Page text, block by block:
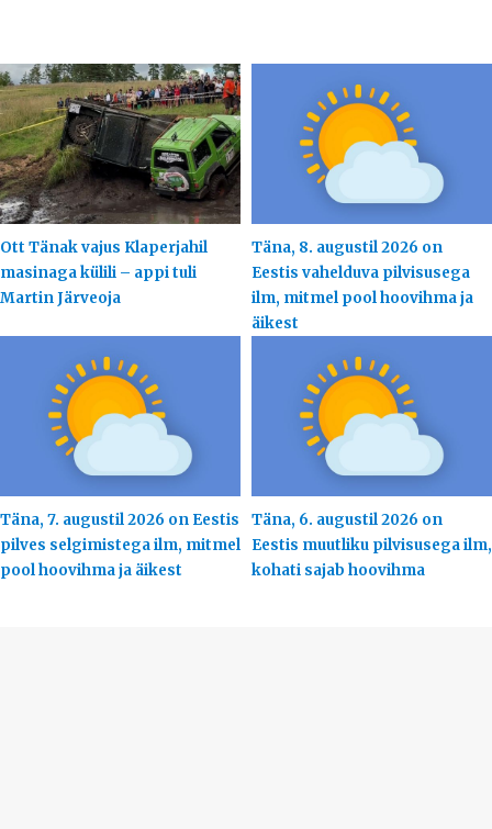
Ott Tänak vajus Klaperjahil
masinaga külili – appi tuli
Martin Järveoja
Täna, 8. augustil 2026 on
Eestis vahelduva pilvisusega
ilm, mitmel pool hoovihma ja
äikest
Täna, 7. augustil 2026 on Eestis
pilves selgimistega ilm, mitmel
pool hoovihma ja äikest
Täna, 6. augustil 2026 on
Eestis muutliku pilvisusega ilm,
kohati sajab hoovihma